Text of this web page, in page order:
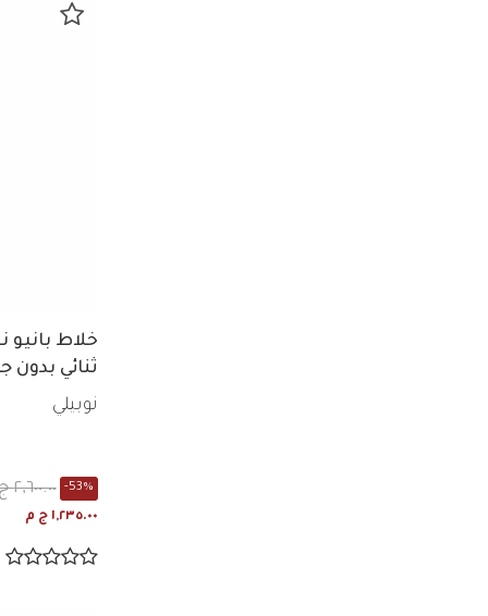
خلاط بانيو
ثنائي
SK11100 CR
نوبيلي
٢,٦٠٠.٠٠ ج م -53%
١,٢٣٥.٠٠ ج م